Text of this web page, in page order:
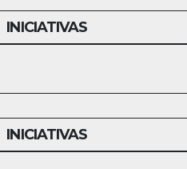
INICIATIVAS
INICIATIVAS